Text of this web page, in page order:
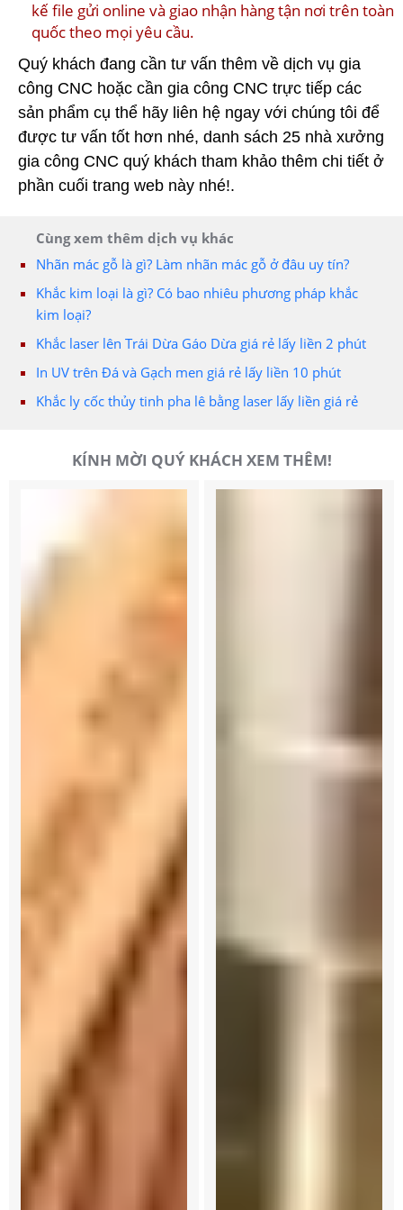
kế file gửi online và giao nhận hàng tận nơi trên toàn
quốc theo mọi yêu cầu.
Quý khách đang cần tư vấn thêm về dịch vụ gia
công CNC hoặc cần gia công CNC trực tiếp các
sản phẩm cụ thể hãy liên hệ ngay với chúng tôi để
được tư vấn tốt hơn nhé, danh sách 25 nhà xưởng
gia công CNC quý khách tham khảo thêm chi tiết ở
phần cuối trang web này nhé!.
Cùng xem thêm dịch vụ khác
Nhãn mác gỗ là gì? Làm nhãn mác gỗ ở đâu uy tín?
Khắc kim loại là gì? Có bao nhiêu phương pháp khắc
kim loại?
Khắc laser lên Trái Dừa Gáo Dừa giá rẻ lấy liền 2 phút
In UV trên Đá và Gạch men giá rẻ lấy liền 10 phút
Khắc ly cốc thủy tinh pha lê bằng laser lấy liền giá rẻ
KÍNH MỜI QUÝ KHÁCH XEM THÊM!